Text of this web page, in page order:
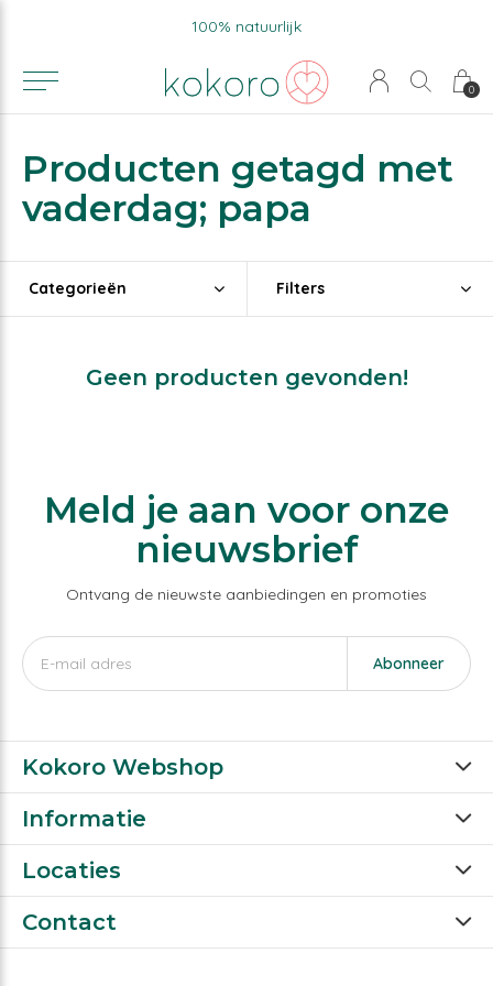
0
100% natuurlijk
Producten getagd met
vaderdag; papa
Categorieën Filters
Geen producten gevonden!
Meld je aan voor onze
nieuwsbrief
Ontvang de nieuwste aanbiedingen en promoties
Abonneer
Kokoro Webshop
Informatie
Locaties
Contact